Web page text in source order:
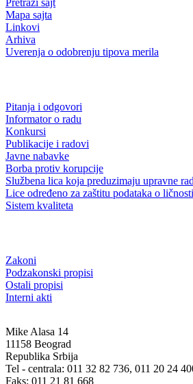
Mapa sajta
Linkovi
Arhiva
Uverenja o odobrenju tipova merila
Pitanja i odgovori
Informator o radu
Konkursi
Publikacije i radovi
Javne nabavke
Borba protiv korupcije
Službena lica koja preduzimaju upravne
Lice određeno za zaštitu podataka o ličnosti
Sistem kvaliteta
Zakoni
Podzakonski propisi
Ostali propisi
Interni akti
Mike Alasa 14
11158 Beograd
Republika Srbija
Tel - centrala: 011 32 82 736, 011 20 24
Faks: 011 21 81 668